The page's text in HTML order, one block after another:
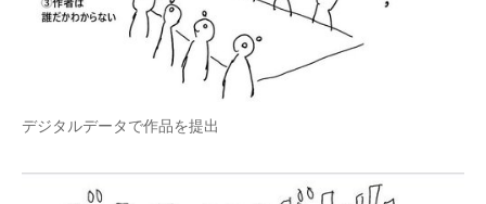
製造業のIT導入・活用を支援
モノづくり技術者専門サイト
エレクトロニクス専門サイト
電子設計の基本と応用
デジタルデータで作品を提出